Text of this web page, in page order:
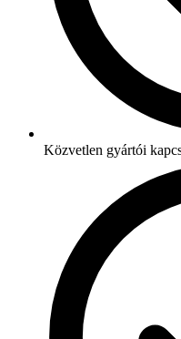
Közvetlen gyártói